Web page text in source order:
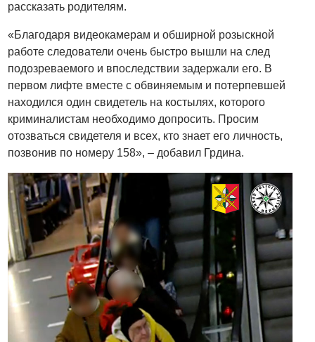
рассказать родителям.
«Благодаря видеокамерам и обширной розыскной
работе следователи очень быстро вышли на след
подозреваемого и впоследствии задержали его. В
первом лифте вместе с обвиняемым и потерпевшей
находился один свидетель на костылях, которого
криминалистам необходимо допросить. Просим
отозваться свидетеля и всех, кто знает его личность,
позвонив по номеру 158», – добавил Грдина.